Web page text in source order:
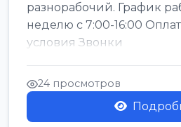
разнорабочий. График
неделю с 7:00-16:00
условия Звонки
24 просмотров